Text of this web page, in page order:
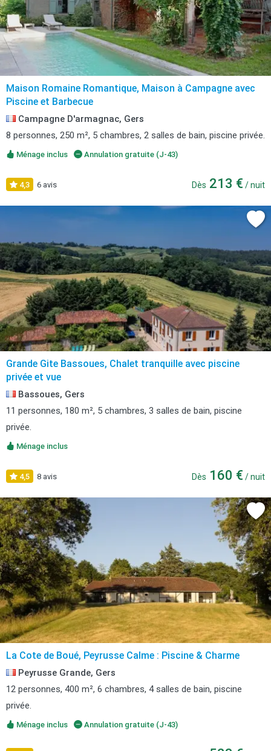
Maison Romaine Romantique, Maison à Campagne avec
Piscine et Barbecue
Campagne D'armagnac, Gers
8 personnes, 250 m², 5 chambres, 2 salles de bain, piscine privée.
Ménage inclus Annulation gratuite (J-43)
4,3 6 avis Dès 213 € / nuit
Grande Gite Bassoues, Chalet tranquille avec piscine
privée et vue
Bassoues, Gers
11 personnes, 180 m², 5 chambres, 3 salles de bain, piscine
privée.
Ménage inclus
4,5 8 avis Dès 160 € / nuit
La Cote de Boué, Peyrusse Calme : Piscine & Charme
Peyrusse Grande, Gers
12 personnes, 400 m², 6 chambres, 4 salles de bain, piscine
privée.
Ménage inclus Annulation gratuite (J-43)